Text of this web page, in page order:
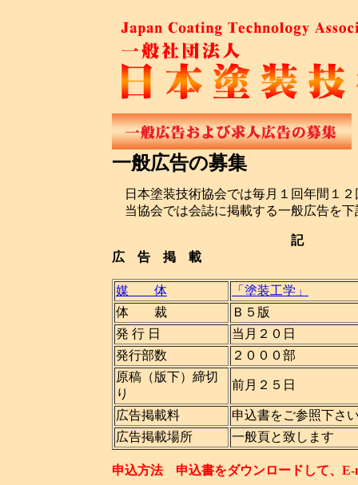
一般広告の募集
日本塗装技術協会では毎月１回年間１
当協会では会誌に掲載する一般広告を
記
広 告 掲 載
媒 体
「塗装工学」
体 裁
Ｂ５
発 行 日
当月２
発行部数
２００
原稿（版下）締切
り
前月２５
広告掲載料
申込書をご参照
広告掲載場所
一般頁と致
申込方法 申込書をダウンロードして、